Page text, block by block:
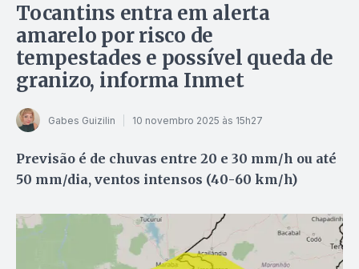
Tocantins entra em alerta
amarelo por risco de
tempestades e possível queda de
granizo, informa Inmet
Gabes Guizilin 10 novembro 2025 às 15h27
Previsão é de chuvas entre 20 e 30 mm/h ou até
50 mm/dia, ventos intensos (40-60 km/h)